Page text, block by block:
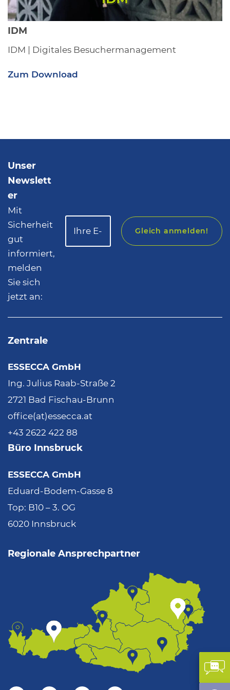
IDM
IDM | Digitales Besuchermanagement
Zum Download
Unser
Newslett
er
Mit
Sicherheit
gut
informiert,
melden
Sie sich
jetzt an:
Gleich anmelden!
Zentrale
ESSECCA GmbH
Ing. Julius Raab-Straße 2
2721 Bad Fischau-Brunn
office(at)essecca.at
+43 2622 422 88
Büro Innsbruck
ESSECCA GmbH
Eduard-Bodem-Gasse 8
Top: B10 – 3. OG
6020 Innsbruck
Regionale Ansprechpartner